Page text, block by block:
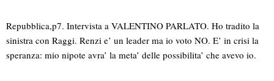
Repubblica,p7. Intervista a VALENTINO PARLATO. Ho tradito la
sinistra con Raggi. Renzi e’ un leader ma io voto NO. E’ in crisi la
speranza: mio nipote avra’ la meta’ delle possibilita’ che avevo io.